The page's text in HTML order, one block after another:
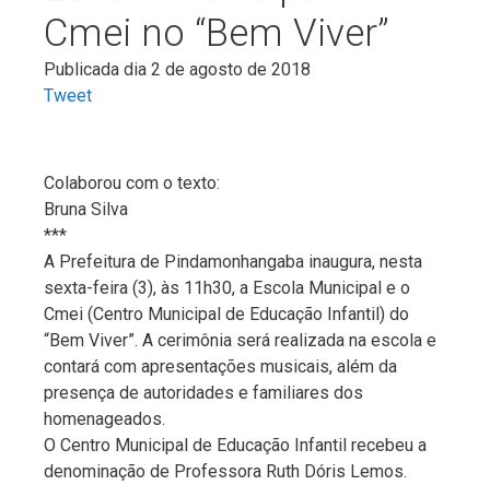
Cmei no “Bem Viver”
Publicada dia 2 de agosto de 2018
Tweet
Colaborou com o texto:
Bruna Silva
***
A Prefeitura de Pindamonhangaba inaugura, nesta
sexta-feira (3), às 11h30, a Escola Municipal e o
Cmei (Centro Municipal de Educação Infantil) do
“Bem Viver”. A cerimônia será realizada na escola e
contará com apresentações musicais, além da
presença de autoridades e familiares dos
homenageados.
O Centro Municipal de Educação Infantil recebeu a
denominação de Professora Ruth Dóris Lemos.